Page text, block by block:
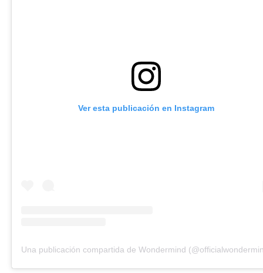
Ver esta publicación en Instagram
Una publicación compartida de Wondermind